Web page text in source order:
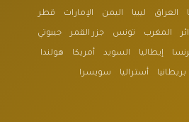
العراق ليبيا اليمن الإمارات قطر
المغرب تونس جزر القمر جيبوتي
إيطاليا السويد أمريكا هولندا
بريطانيا أستراليا سويسرا